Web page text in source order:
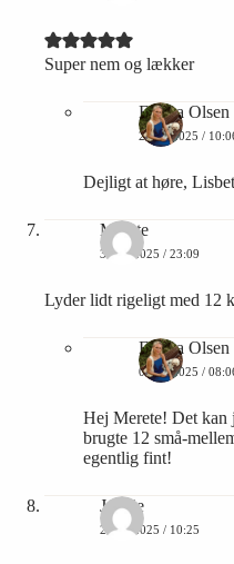
Super nem og lækker
Emma Olsen
23/09/2025 /
Dejligt at høre,
Merete
30/09/2025 / 23:09
Lyder lidt rigeligt med 12
Emma Olsen
02/10/2025 /
Hej Merete! Det kan
brugte 12 små-
egentlig fint!
Jannie
27/10/2025 / 10:25